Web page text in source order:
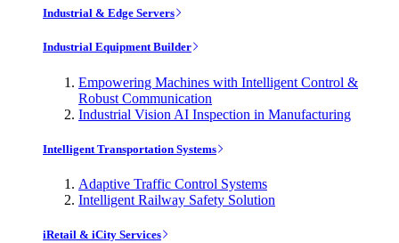
Industrial & Edge Servers
Industrial Equipment Builder
Empowering Machines with Intelligent Control &
Robust Communication
Industrial Vision AI Inspection in Manufacturing
Intelligent Transportation Systems
Adaptive Traffic Control Systems
Intelligent Railway Safety Solution
iRetail & iCity Services